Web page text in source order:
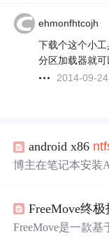
ehmonfhtcojh
下载个这个小
分区加载器就可
2014-09-24
android x86
博主在笔记本安装
分区的教程，包括
关系及开机自动加
FreeMove是一款基